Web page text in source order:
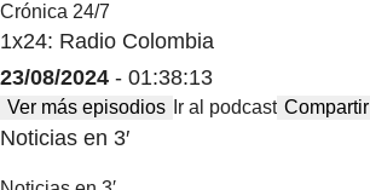
Crónica 24/7
1x24: Radio Colombia
23/08/2024 - 01:38:13
Ver más episodios Ir al podcast Compartir
Noticias en 3′